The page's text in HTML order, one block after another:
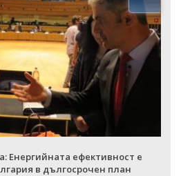
Енергийната ефективност е
в дългосрочен план